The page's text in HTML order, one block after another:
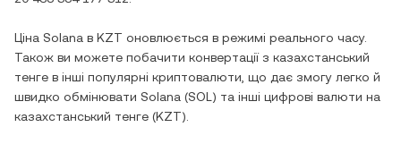
Ціна Solana в KZT оновлюється в режимі реального часу.
Також ви можете побачити конвертації з казахстанський
тенге в інші популярні криптовалюти, що дає змогу легко й
швидко обмінювати Solana (SOL ) та інші цифрові валюти на
казахстанський тенге (KZT).